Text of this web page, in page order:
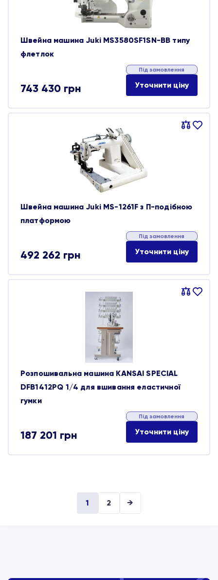
Швейна машина Juki MS3580SF1SN-BB типу
флетлок
743 430 грн
Під замовлення
Уточнити ціну
Порівняти
В
Швейна машина Juki MS-1261F з П-подібною
платформою
492 262 грн
Під замовлення
Уточнити ціну
Порівняти
В
Розпошивальна машина KANSAI SPECIAL
DFB1412PQ 1/4 для вшивання еластичної
гумки
187 201 грн
Під замовлення
Уточнити ціну
1 2 →